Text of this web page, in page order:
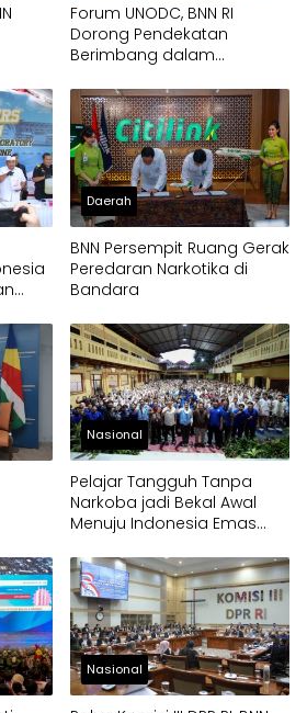
Forum UNODC, BNN RI
Dorong Pendekatan
Berimbang dalam
Daerah
BNN Persempit Ruang Gerak
Peredaran Narkotika di
Bandara
Nasional
Pelajar Tangguh Tanpa
Narkoba jadi Bekal Awal
Menuju Indonesia Emas
Nasional